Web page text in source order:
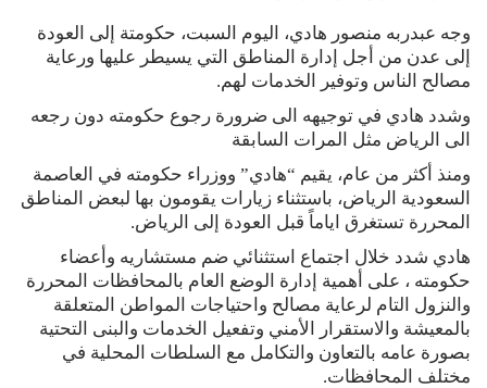
وجه عبدربه منصور هادي، اليوم السبت، حكومتة إلى العودة
إلى عدن من أجل إدارة المناطق التي يسيطر عليها ورعاية
مصالح الناس وتوفير الخدمات لهم.
وشدد هادي في توجيهه الى ضرورة رجوع حكومته دون رجعه
الى الرياض مثل المرات السابقة
ومنذ أكثر من عام، يقيم “هادي” ووزراء حكومته في العاصمة
السعودية الرياض، باستثناء زيارات يقومون بها لبعض المناطق
المحررة تستغرق اياماً قبل العودة إلى الرياض.
هادي شدد خلال اجتماع استثنائي ضم مستشاريه وأعضاء
حكومته ، على أهمية إدارة الوضع العام بالمحافظات المحررة
والنزول التام لرعاية مصالح واحتياجات المواطن المتعلقة
بالمعيشة والاستقرار الأمني وتفعيل الخدمات والبنى التحتية
بصورة عامه بالتعاون والتكامل مع السلطات المحلية في
مختلف المحافظات.